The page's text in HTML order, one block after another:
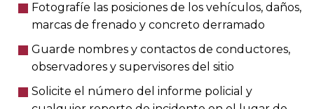
Fotografíe las posiciones de los vehículos, daños,
marcas de frenado y concreto derramado
Guarde nombres y contactos de conductores,
observadores y supervisores del sitio
Solicite el número del informe policial y